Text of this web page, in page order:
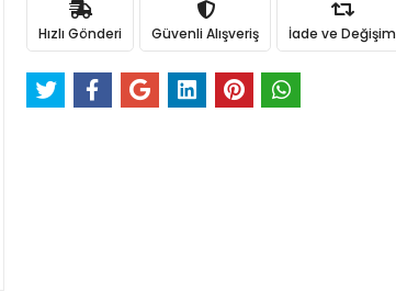
Hızlı Gönderi Güvenli Alışveriş İade ve Değişim